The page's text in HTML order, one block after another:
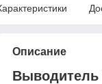
Описание
Выводитель